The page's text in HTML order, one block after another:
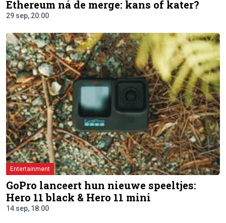
Ethereum ná de merge: kans of kater?
29 sep, 20:00
Entertainment
GoPro lanceert hun nieuwe speeltjes:
Hero 11 black & Hero 11 mini
14 sep, 18:00